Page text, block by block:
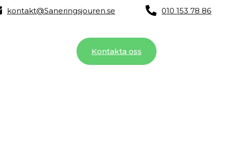
kontakt@Saneringsjouren.se 010 153 78 86
Kontakta oss